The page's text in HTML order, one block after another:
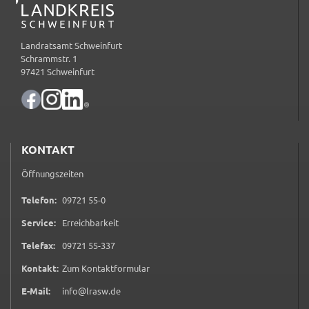
Landratsamt Schweinfurt
Schrammstr. 1
97421 Schweinfurt
KONTAKT
Öffnungszeiten
Telefon: 09721 55-00 9 7 2 1 5 5 0
Service: Erreichbarkeit
Telefax: 09721 55-3370 9 7 2 1 5 5 3 3 7
Kontakt: Zum Kontaktformular(öffnet in neuem Tab)
E-Mail:
info@lrasw.de
Zweck:
Speicherung Einwilligung Datenschutzhinweise
Cookie Laufzeit:
1 Jahr
Frontend Benutzer
fe_typo_user
Anbieter:
Anonyme Klickzählung
Cookie Laufzeit:
Session